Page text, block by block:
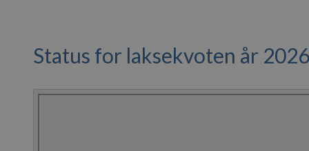
Status for laksekvoten år 2026